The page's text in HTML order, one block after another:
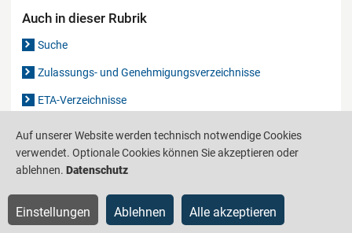
Auch in dieser Rubrik
Suche
Zulassungs- und Genehmigungsverzeichnisse
ETA-Verzeichnisse
Produktinformationsstelle für das Bauwesen
Barrierefreiheit Datenschutz Impressum Sitemap
Auf unserer Website werden technisch notwendige Cookies
verwendet. Optionale Cookies können Sie akzeptieren oder
ablehnen. Datenschutz
Einstellungen Ablehnen Alle akzeptieren